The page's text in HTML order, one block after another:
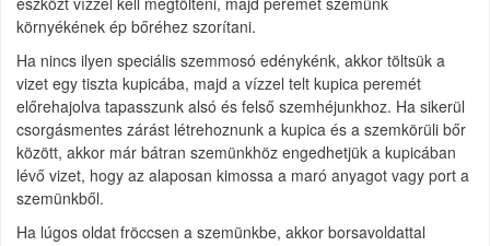
környékének ép bőréhez szorítani.
Ha nincs ilyen speciális szemmosó edénykénk, akkor töltsük a
vizet egy tiszta kupicába, majd a vízzel telt kupica peremét
előrehajolva tapasszunk alsó és felső szemhéjunkhoz. Ha sikerül
csorgásmentes zárást létrehoznunk a kupica és a szemkörüli bőr
között, akkor már bátran szemünkhöz engedhetjük a kupicában
lévő vizet, hogy az alaposan kimossa a maró anyagot vagy port a
szemünkből.
Ha lúgos oldat fröccsen a szemünkbe, akkor borsavoldattal